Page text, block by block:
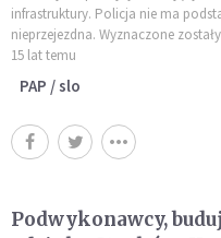
infrastruktury. Policja nie ma
nieprzejezdna. Wyznaczone
15 lat temu
PAP / slo
Podwykonawcy,